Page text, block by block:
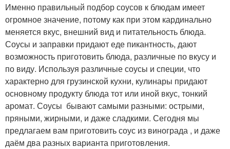
Именно правильный подбор соусов к блюдам имеет
огромное значение, потому как при этом кардинально
меняется вкус, внешний вид и питательность блюда.
Соусы и заправки придают еде пикантность, дают
возможность приготовить блюда, различные по вкусу и
по виду. Используя различные соусы и специи, что
характерно для грузинской кухни, кулинары придают
основному продукту блюда тот или иной вкус, тонкий
аромат. Соусы бывают самыми разными: острыми,
пряными, жирными, и даже сладкими. Сегодня мы
предлагаем вам приготовить соус из винограда , и даже
даём два разных варианта приготовления.